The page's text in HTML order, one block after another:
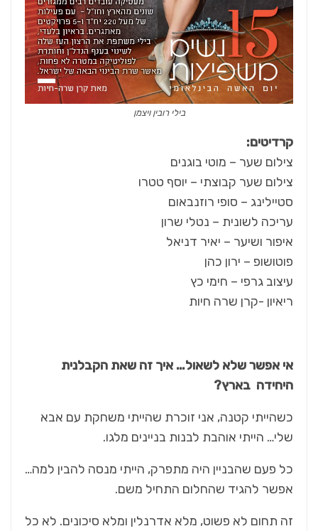
בילי רובין ויצמן
קרדיטים:
צילום שער – מוטי בוגנים
צילום שער קבוצתי – יוסף טטרו
סטיילינג – סופי רוזנבאום
עריכה לשונית – נטלי שרון
איפור ושיער – יאיר דניאל
פוטושופ – ירון כהן
עיצוב גרפי – חימי כץ
ריאיון -קרן שרה חיות
אי אפשר שלא לשאול… איך זה שאת הקבלנית
היחידה בארץ?
כשהייתי קטנה, אני זוכרת שהייתי משחקת עם אבא
שלי… הייתי אוהבת לבנות בניינים מלגו.
כל פעם שהבניין היה מתפרק, הייתי מנסה להבין למה…
אפשר להגיד שהחלום התחיל משם.
זה תחום לא פשוט, מלא אדרנלין ומלא סיכונים. לא כל